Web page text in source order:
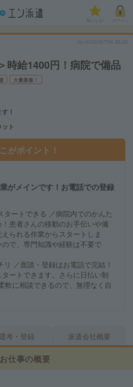
気になる!
No.NISSONTRK-2BJ28
時給1400円！病院で備品
大量募集！
！
ト
がポイント！
がメインです！お電話での登録
タートできる ／病院内でのかんた
患者さんの移動のお手伝いや備
られる作業からスタートしま
で、専門知識や経験は不要で
／面談・登録はお電話で完結！
ートできます。さらに日払い制
軟に相談できるので、無理なく自
選考・登録 派遣会社概要
お仕事の概要